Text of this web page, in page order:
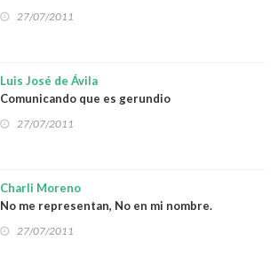
27/07/2011
Luis José de Ávila
Comunicando que es gerundio
27/07/2011
Charli Moreno
No me representan, No en mi nombre.
27/07/2011